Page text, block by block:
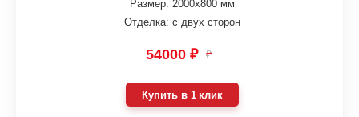
Размер: 2000х800 мм
Отделка: с двух сторон
54000 ₽ ₽
Купить в 1 клик